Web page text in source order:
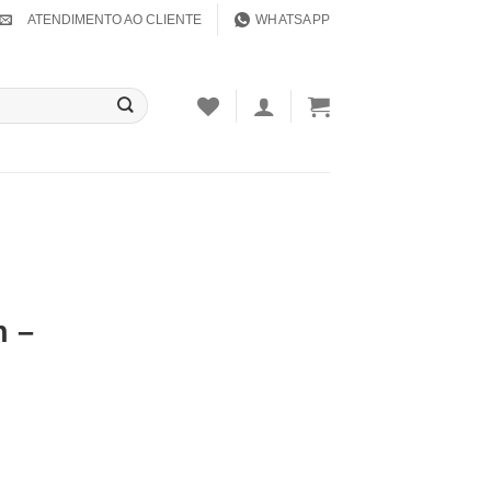
ATENDIMENTO AO CLIENTE WHATSAPP
‎–